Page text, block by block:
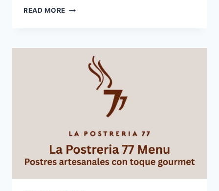
READ MORE LOS
MEJOR
TACOS,
BURRITOS